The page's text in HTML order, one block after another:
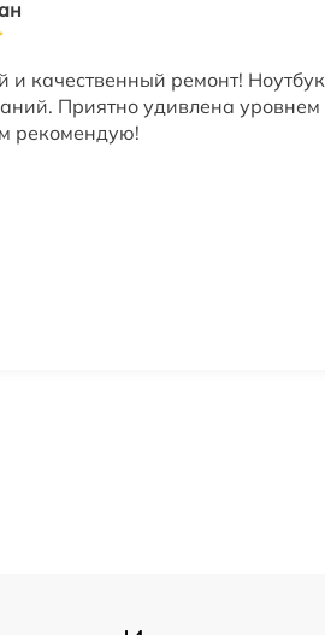
и качественный ремонт! Ноутбук
Приятно удивлена уровнем
рекомендую!